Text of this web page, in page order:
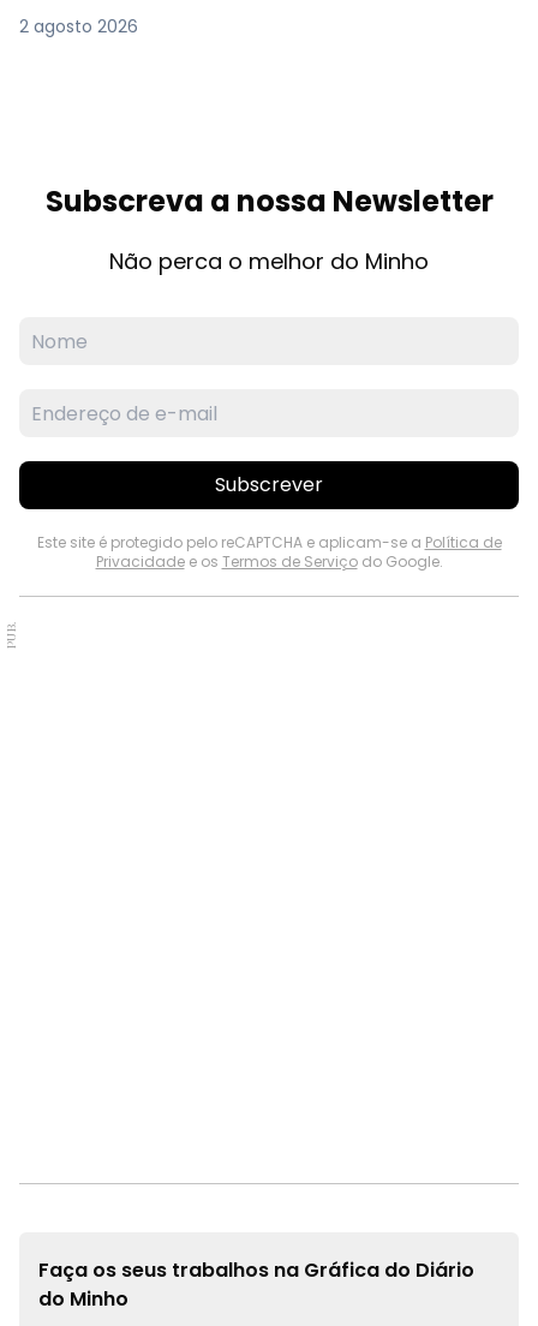
2 agosto 2026
Subscreva a nossa Newsletter
Não perca o melhor do Minho
Subscrever
Este site é protegido pelo reCAPTCHA e aplicam-se a Política de
Privacidadee os Termos de Serviçodo Google.
PUB.
Faça os seus trabalhos na Gráfica do Diário
do Minho